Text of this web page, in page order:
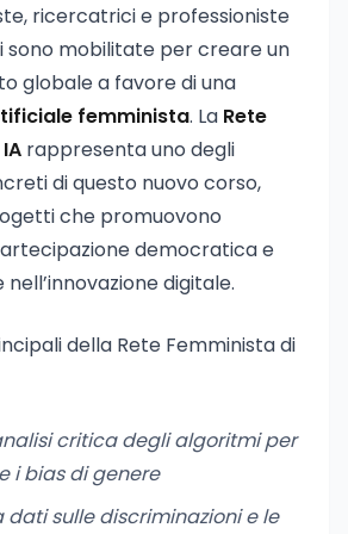
ricercatrici e professioniste
sono mobilitate per creare un
globale a favore di una
femminista. La Rete
rappresenta uno degli
di questo nuovo corso,
che promuovono
democratica e
nell’innovazione digitale.
della Rete Femminista di
critica degli algoritmi per
i bias di genere
dati sulle discriminazioni e le